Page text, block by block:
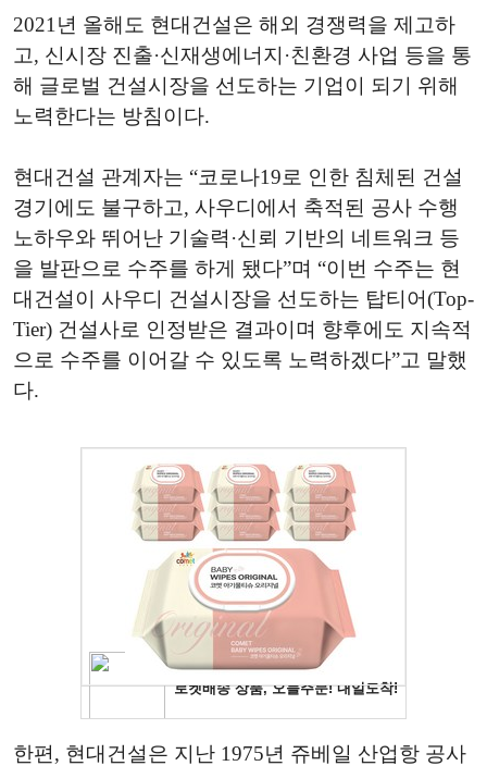
2021년 올해도 현대건설은 해외 경쟁력을 제고하
고, 신시장 진출·신재생에너지·친환경 사업 등을 통
해 글로벌 건설시장을 선도하는 기업이 되기 위해
노력한다는 방침이다.
현대건설 관계자는 “코로나19로 인한 침체된 건설
경기에도 불구하고, 사우디에서 축적된 공사 수행
노하우와 뛰어난 기술력·신뢰 기반의 네트워크 등
을 발판으로 수주를 하게 됐다”며 “이번 수주는 현
대건설이 사우디 건설시장을 선도하는 탑티어(Top-
Tier) 건설사로 인정받은 결과이며 향후에도 지속적
으로 수주를 이어갈 수 있도록 노력하겠다”고 말했
다.
한편, 현대건설은 지난 1975년 쥬베일 산업항 공사